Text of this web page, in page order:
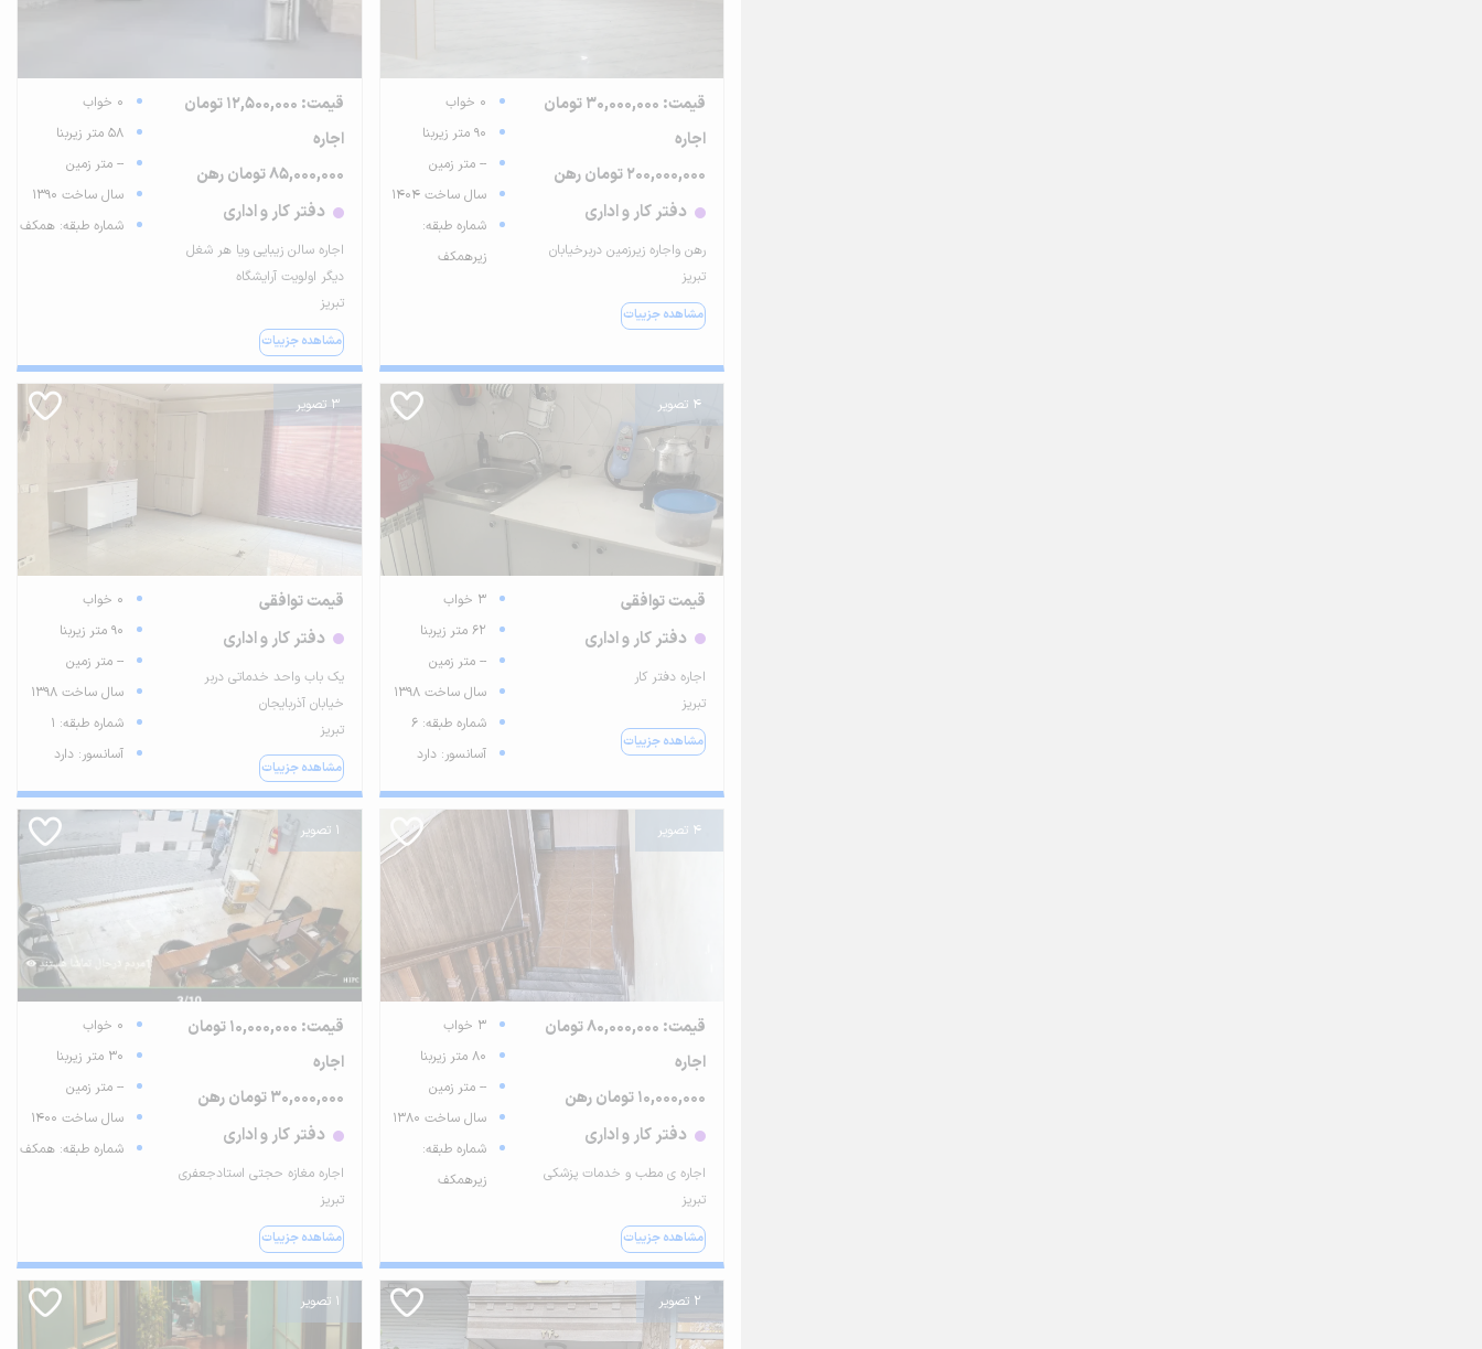
قیمت: 30,000,000 تومان
اجاره
200,000,000 تومان رهن
دفتر کار و اداری
رهن واجاره زیرزمین دربرخیابان
تبریز
مشاهده جزییات
0 خواب
90 متر زیربنا
-- متر زمین
سال ساخت 1404
شماره طبقه:
زیرهمکف
قیمت: 12,500,000 تومان
اجاره
85,000,000 تومان رهن
دفتر کار و اداری
اجاره‌ سالن زیبایی ویا هر شغل
دیگر اولویت آرایشگاه
تبریز
مشاهده جزییات
0 خواب
58 متر زیربنا
-- متر زمین
سال ساخت 1390
شماره طبقه: همکف
4 تصویر
قیمت توافقی
دفتر کار و اداری
اجاره دفتر کار
تبریز
مشاهده جزییات
3 خواب
62 متر زیربنا
-- متر زمین
سال ساخت 1398
شماره طبقه: 6
آسانسور: دارد
3 تصویر
قیمت توافقی
دفتر کار و اداری
یک باب واحد خدماتی دربر
خیابان آذربایجان
تبریز
مشاهده جزییات
0 خواب
90 متر زیربنا
-- متر زمین
سال ساخت 1398
شماره طبقه: 1
آسانسور: دارد
4 تصویر
قیمت: 80,000,000 تومان
اجاره
10,000,000 تومان رهن
دفتر کار و اداری
اجاره ی مطب و خدمات پزشکی
تبریز
مشاهده جزییات
3 خواب
80 متر زیربنا
-- متر زمین
سال ساخت 1380
شماره طبقه:
زیرهمکف
1 تصویر
قیمت: 10,000,000 تومان
اجاره
30,000,000 تومان رهن
دفتر کار و اداری
اجاره مغازه حجتی استادجعفری
تبریز
مشاهده جزییات
0 خواب
30 متر زیربنا
-- متر زمین
سال ساخت 1400
شماره طبقه: همکف
2 تصویر 1 تصویر